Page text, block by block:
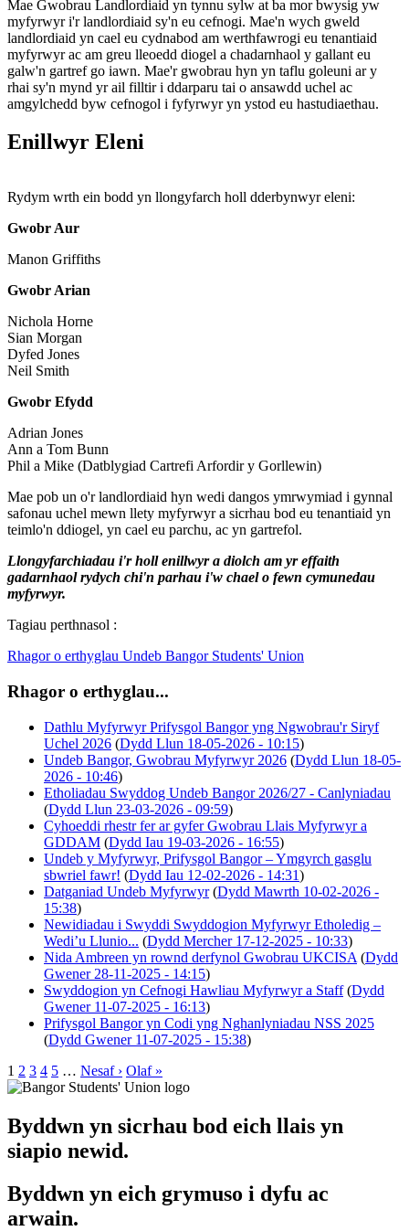
Mae Gwobrau Landlordiaid yn tynnu sylw at ba mor bwysig yw
myfyrwyr i'r landlordiaid sy'n eu cefnogi. Mae'n wych gweld
landlordiaid yn cael eu cydnabod am werthfawrogi eu tenantiaid
myfyrwyr ac am greu lleoedd diogel a chadarnhaol y gallant eu
galw'n gartref go iawn. Mae'r gwobrau hyn yn taflu goleuni ar y
rhai sy'n mynd yr ail filltir i ddarparu tai o ansawdd uchel ac
amgylchedd byw cefnogol i fyfyrwyr yn ystod eu hastudiaethau.
Enillwyr Eleni
Rydym wrth ein bodd yn llongyfarch holl dderbynwyr eleni:
Gwobr Aur
Manon Griffiths
Gwobr Arian
Nichola Horne
Sian Morgan
Dyfed Jones
Neil Smith
Gwobr Efydd
Adrian Jones
Ann a Tom Bunn
Phil a Mike (Datblygiad Cartrefi Arfordir y Gorllewin)
Mae pob un o'r landlordiaid hyn wedi dangos ymrwymiad i gynnal
safonau uchel mewn llety myfyrwyr a sicrhau bod eu tenantiaid yn
teimlo'n ddiogel, yn cael eu parchu, ac yn gartrefol.
Llongyfarchiadau i'r holl enillwyr a diolch am yr effaith
gadarnhaol rydych chi'n parhau i'w chael o fewn cymunedau
myfyrwyr.
Tagiau perthnasol :
Rhagor o erthyglau Undeb Bangor Students' Union
Rhagor o erthyglau...
Dathlu Myfyrwyr Prifysgol Bangor yng Ngwobrau'r Siryf
Uchel 2026 (Dydd Llun 18-05-2026 - 10:15)
Undeb Bangor, Gwobrau Myfyrwyr 2026 (Dydd Llun 18-05-
2026 - 10:46)
Etholiadau Swyddog Undeb Bangor 2026/27 - Canlyniadau
(Dydd Llun 23-03-2026 - 09:59)
Cyhoeddi rhestr fer ar gyfer Gwobrau Llais Myfyrwyr a
GDDAM (Dydd Iau 19-03-2026 - 16:55)
Undeb y Myfyrwyr, Prifysgol Bangor – Ymgyrch gasglu
sbwriel fawr! (Dydd Iau 12-02-2026 - 14:31)
Datganiad Undeb Myfyrwyr (Dydd Mawrth 10-02-2026 -
15:38)
Newidiadau i Swyddi Swyddogion Myfyrwyr Etholedig –
Wedi’u Llunio... (Dydd Mercher 17-12-2025 - 10:33)
Nida Ambreen yn rownd derfynol Gwobrau UKCISA (Dydd
Gwener 28-11-2025 - 14:15)
Swyddogion yn Cefnogi Hawliau Myfyrwyr a Staff (Dydd
Gwener 11-07-2025 - 16:13)
Prifysgol Bangor yn Codi yng Nghanlyniadau NSS 2025
(Dydd Gwener 11-07-2025 - 15:38)
1 2 3 4 5 … Nesaf › Olaf »
Byddwn yn sicrhau bod eich llais yn
siapio newid.
Byddwn yn eich grymuso i dyfu ac
arwain.